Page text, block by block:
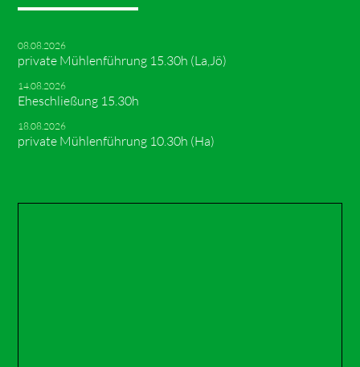
08.08.2026
private Mühlenführung 15.30h (La,Jö)
14.08.2026
Eheschließung 15.30h
18.08.2026
private Mühlenführung 10.30h (Ha)